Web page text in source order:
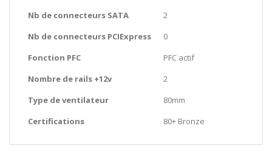
Nb de connecteurs SATA
2
Nb de connecteurs PCIExpress
0
Fonction PFC
PFC actif
Nombre de rails +12v
2
Type de ventilateur
80mm
Certifications
80+ Bronze